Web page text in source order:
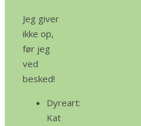
Jeg giver
ikke op,
før jeg
ved
besked!
Dyreart:
Kat